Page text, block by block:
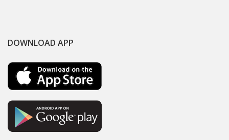
DOWNLOAD APP